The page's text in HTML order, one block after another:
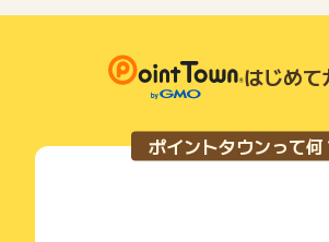
イント獲得対象となります。
・リピート利用もポイント獲得対象です。
(3)ただし、(1)(2)に因らず、以下の場合に
・イタズラや重複など、お申し込み内容と
力がみられた場合
い物を複数回ご利用された場合
て一度でも同サービス・お買い物を利用さ
ご利用前には、Cookieの削除をおこなって
サービス・お買い物利用時にお電話など2つ
法がある場合、必ずサイト上のWEBフォー
条件を達成しているかどうかは各広告主で
っているため、広告主はポイントに関する
そのため、ポイントタウンのポイントに関
広告主様に直接行わないようお願いいたし
楽天トラベルとは楽天が運営するオンライ
ビスを提供しています。
国内旅行者にはホテルや旅館の予約・宿泊
はじめて
ポイントタウンって何